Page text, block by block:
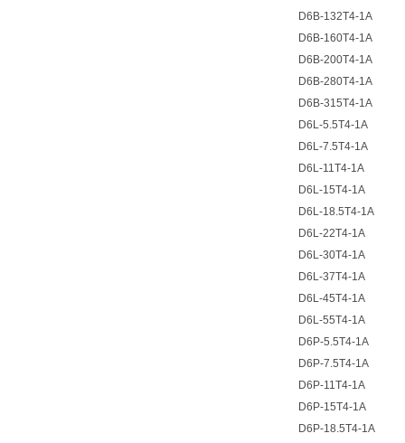
D6B-132T4-1A
D6B-160T4-1A
D6B-200T4-1A
D6B-280T4-1A
D6B-315T4-1A
D6L-5.5T4-1A
D6L-7.5T4-1A
D6L-11T4-1A
D6L-15T4-1A
D6L-18.5T4-1A
D6L-22T4-1A
D6L-30T4-1A
D6L-37T4-1A
D6L-45T4-1A
D6L-55T4-1A
D6P-5.5T4-1A
D6P-7.5T4-1A
D6P-11T4-1A
D6P-15T4-1A
D6P-18.5T4-1A